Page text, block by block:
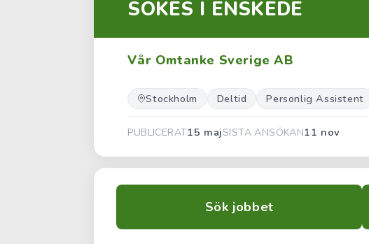
SÖKES I ENSKEDE
Vår Omtanke Sverige AB
Stockholm Deltid Personlig Assistent
PUBLICERAT15 majSISTA ANSÖKAN11 nov
Sök jobbet